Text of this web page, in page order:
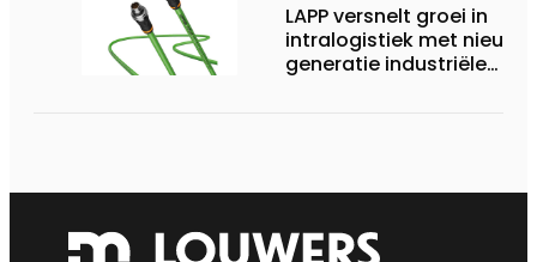
LAPP versnelt groei in
intralogistiek met nieuwe
generatie industriële